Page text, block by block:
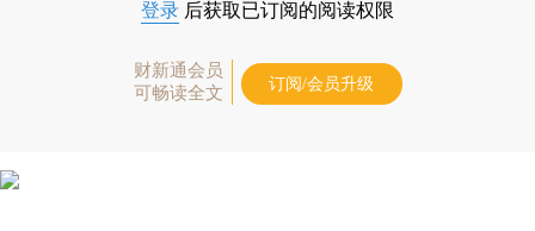
登录 后获取已订阅的阅读权限
财新通会员
可畅读全文
订阅/会员升级